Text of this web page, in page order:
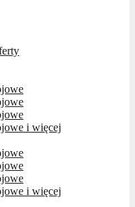
i więcej
i więcej